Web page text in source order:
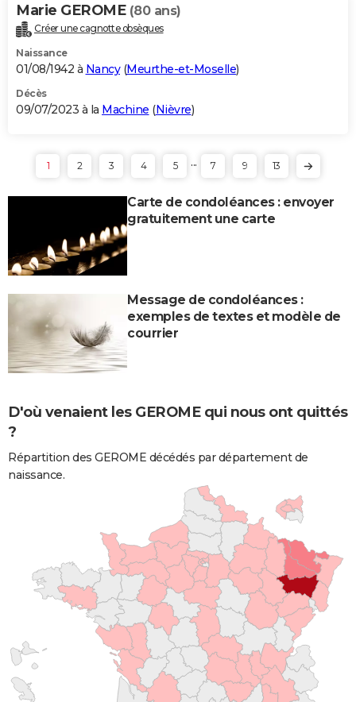
Marie GEROME (80 ans)
Créer une cagnotte obsèques
Naissance
01/08/1942 à Nancy(Meurthe-et-Moselle)
Décès
09/07/2023 à la Machine (Nièvre)
1 2 3 4 5 ... 7 9 13
Carte de condoléances : envoyer
gratuitement une carte
Message de condoléances :
exemples de textes et modèle de
courrier
D'où venaient les GEROME qui nous ont quittés
?
Répartition des GEROME décédés par département de
naissance.